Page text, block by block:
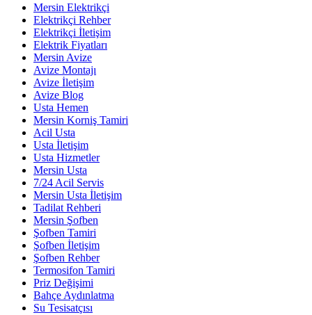
Mersin Elektrikçi
Elektrikçi Rehber
Elektrikçi İletişim
Elektrik Fiyatları
Mersin Avize
Avize Montajı
Avize İletişim
Avize Blog
Usta Hemen
Mersin Korniş Tamiri
Acil Usta
Usta İletişim
Usta Hizmetler
Mersin Usta
7/24 Acil Servis
Mersin Usta İletişim
Tadilat Rehberi
Mersin Şofben
Şofben Tamiri
Şofben İletişim
Şofben Rehber
Termosifon Tamiri
Priz Değişimi
Bahçe Aydınlatma
Su Tesisatçısı